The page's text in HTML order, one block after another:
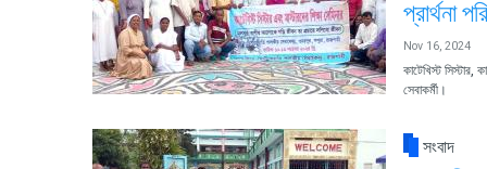
প্রার্থনা
Nov 16, 2024
কাটেখিস্ট সিস্টার,
সেবাকর্মী।
সংবাদ